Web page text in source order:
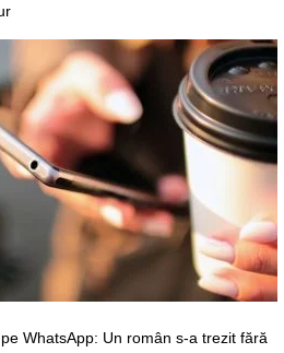
WhatsApp: Un român s-a trezit fără